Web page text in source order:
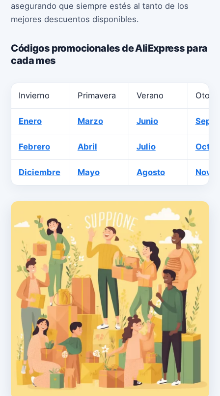
asegurando que siempre estés al tanto de los
mejores descuentos disponibles.
Códigos promocionales de AliExpress para
cada mes
Invierno Primavera Verano Otoño
Enero Marzo Junio
Febrero Abril Julio
Diciembre Mayo Agosto